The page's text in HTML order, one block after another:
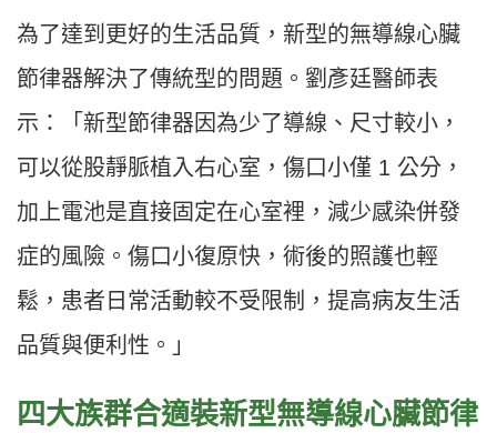
為了達到更好的生活品質，新型的無導線心臟
節律器解決了傳統型的問題。劉彥廷醫師表
示：「新型節律器因為少了導線、尺寸較小，
可以從股靜脈植入右心室，傷口小僅 1 公分，
加上電池是直接固定在心室裡，減少感染併發
症的風險。傷口小復原快，術後的照護也輕
鬆，患者日常活動較不受限制，提高病友生活
品質與便利性。」
四大族群合適裝新型無導線心臟節律